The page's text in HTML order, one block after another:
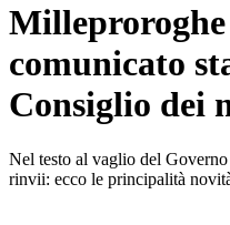
comunicato
Consiglio dei
Nel testo al vaglio del
rinvii: ecco le principalità